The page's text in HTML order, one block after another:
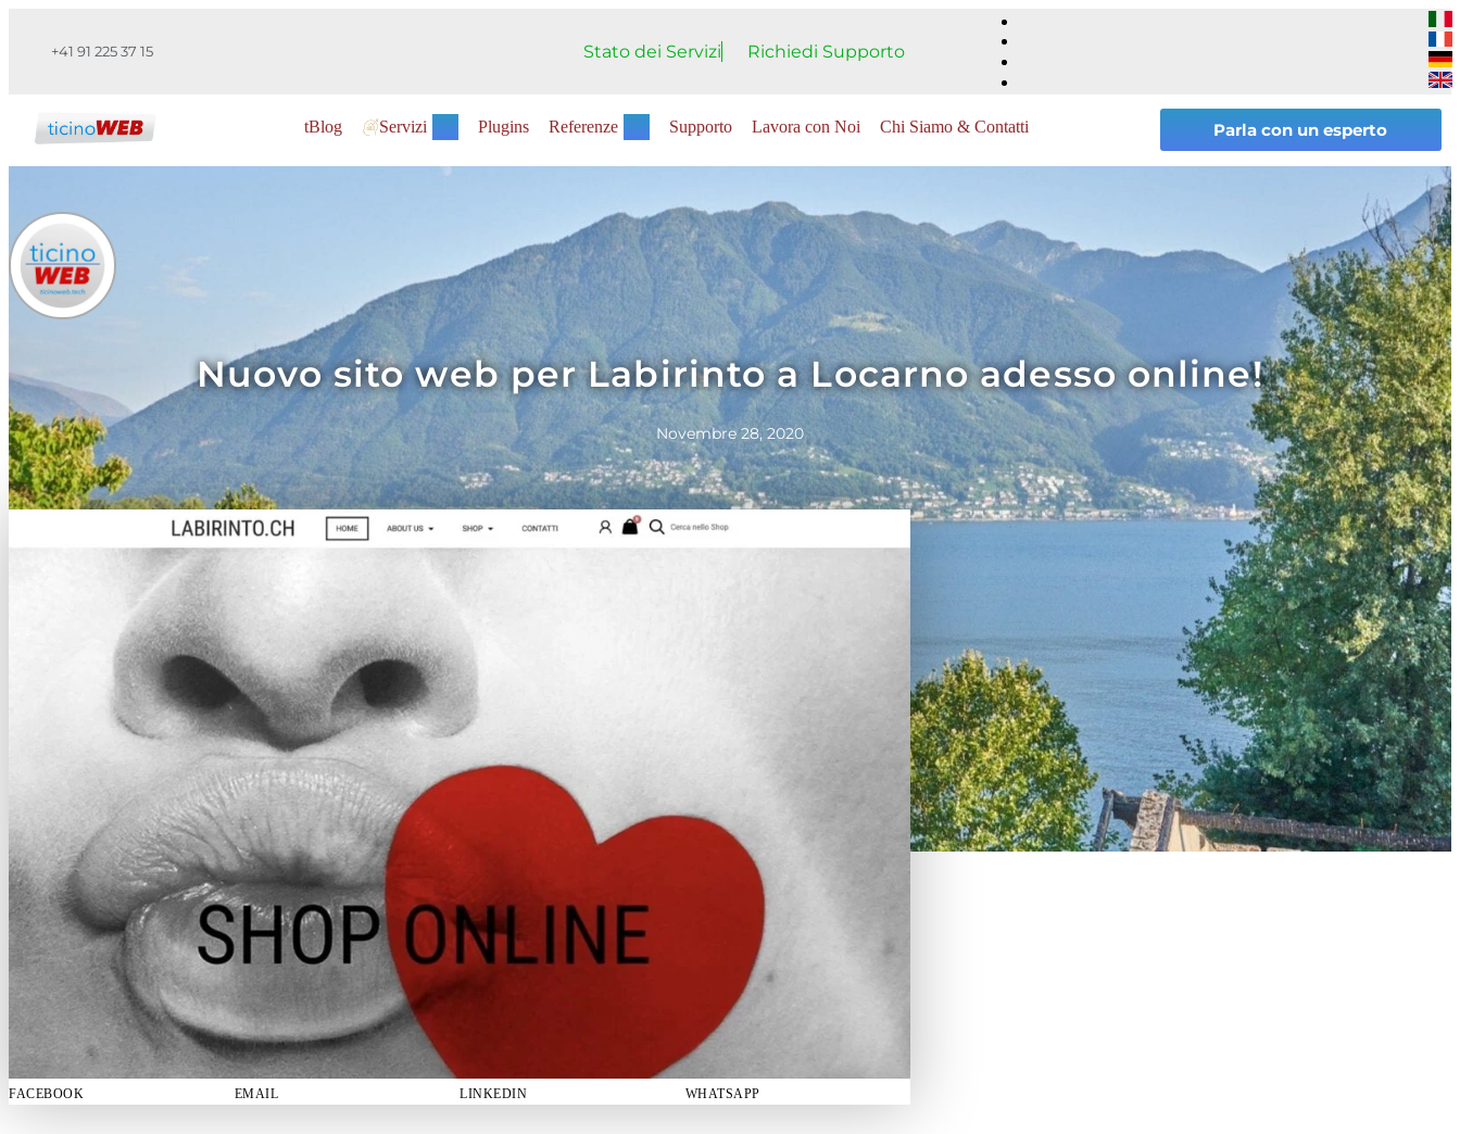
+41 91 225 37 15 Stato dei Servizi Richiedi Supporto
tBlog Servizi Plugins Referenze Supporto Lavora con Noi Chi Siamo & Contatti Parla con un esperto
Nuovo sito web per Labirinto a Locarno adesso online!
Novembre 28, 2020
FACEBOOK EMAIL LINKEDIN WHATSAPP